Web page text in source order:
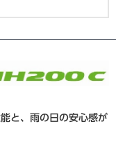
と、雨の日の安心感が